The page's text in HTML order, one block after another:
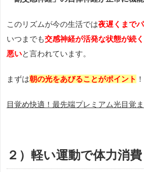
このリズムが今の生活では夜遅くまで
いつまでも交感神経が活発な状態が続
悪いと言われています。
まずは朝の光をあびることがポイント ！
目覚め快適！最先端プレミアム光目覚
２）軽い運動で体力消費